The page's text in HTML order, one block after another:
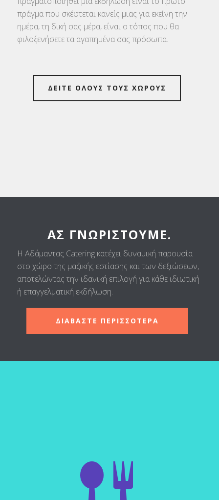
πράγμα που σκέφτεται κανείς μιας για εκείνη την
ημέρα, τη δική σας μέρα, είναι ο τόπος που θα
φιλοξενήσετε τα αγαπημένα σας πρόσωπα.
ΔΕΙΤΕ ΟΛΟΥΣ ΤΟΥΣ ΧΩΡΟΥΣ
ΑΣ ΓΝΩΡΙΣΤΟΎΜΕ.
Η Αδάμαντας Catering κατέχει δυναμική παρουσία
στο χώρο της μαζικής εστίασης και των δεξιώσεων,
αποτελώντας την ιδανική επιλογή για κάθε ιδιωτική
ή επαγγελματική εκδήλωση.
ΔΙΑΒΑΣΤΕ ΠΕΡΙΣΣΟΤΕΡΑ